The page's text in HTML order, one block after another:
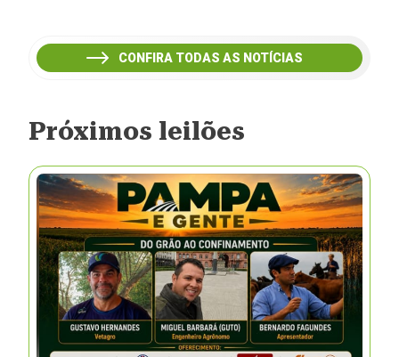
CONFIRA TODAS AS NOTÍCIAS
Próximos leilões